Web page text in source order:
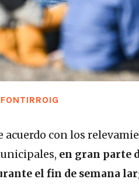
acuerdo con los
en gran parte
el fin de semana